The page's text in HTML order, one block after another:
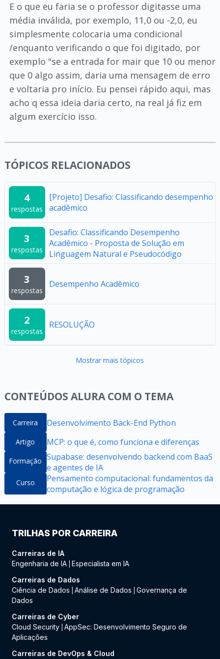
E o que eu faria se o professor digitasse uma
média inválida, por exemplo, 11,0 ou -2,0, eu
simplesmente colocaria uma condicional
/enquanto verificando o que foi digitado, por
exemplo "se a entrada for mair que 10 ou menor
que 0 algo assim, daria uma mensagem de erro
e voltaria pro início. Eu pensei rápido aqui, mas
acho q essa ideia daria certo, na real já fiz em
algum exercício isso.
TÓPICOS RELACIONADOS
4
respostas
[Projeto] Desafio: Classificando desempenho
acadêmico
3
respostas
Desafio: Classificando Desempenho
Acadêmico - Proposta de Solução em
Linguagem Natural e Pseudocódigo
3
respostas
Desempenho Acadêmico
2
respostas
RESOLUÇÃO
Mostrar mais tópicos
CONTEÚDOS ALURA COM O TEMA
Carreira Desenvolvimento Back-End Python
Artigo MCP: o que é, como funciona e diferenças
Formação Supabase: desenvolvendo backend com BaaS
e agentes de IA
Curso
Pensamento computacional: fundamentos da
computação e lógica de programação
TRILHAS POR CARREIRA
Carreiras de IA
Engenharia de IA Especialista em IA
Carreiras de Dados
Ciência de Dados
Análise de Dados
Governança de
Dados
Carreiras de Cyber
Cloud Security AppSec: Desenvolvimento Seguro de
Aplicações
Carreiras de DevOps & Cloud